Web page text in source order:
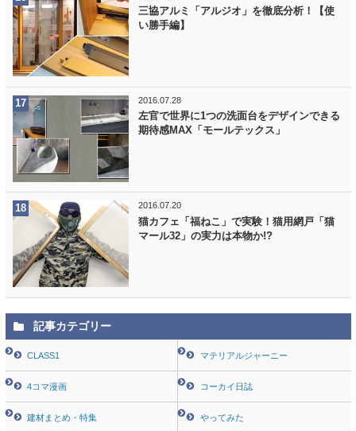
三協アルミ「アルジオ」を徹底分析！【使
い勝手編】
2016.07.28
左官で世界に1つの洗面台をデザインできる
期待感MAX「モールテックス」
2016.07.20
猫カフェ「福ねこ」で実験！猫用網戸「猫
マール32」の実力は本物か!?
記事カテゴリー
CLASS1 マテリアルジャーニー
4コマ漫画 コーカイ日誌
建材まとめ・特集 やってみた